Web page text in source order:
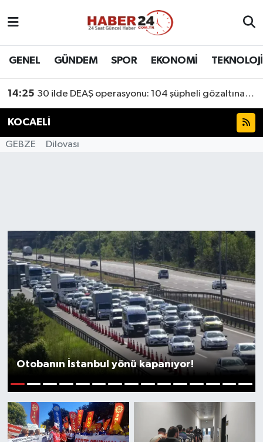
GENEL GÜNDEM SPOR EKONOMİ TEKNOLOJİ
14:25 30 ilde DEAŞ operasyonu: 104 şüpheli gözaltına alındı
14:20 Fındık alım fiyatları açıklandı
KOCAELİ
GEBZE Dilovası
Otobanın İstanbul yönü kapanıyor!
Nöbetçi Eczaneler
Haber Arşivi